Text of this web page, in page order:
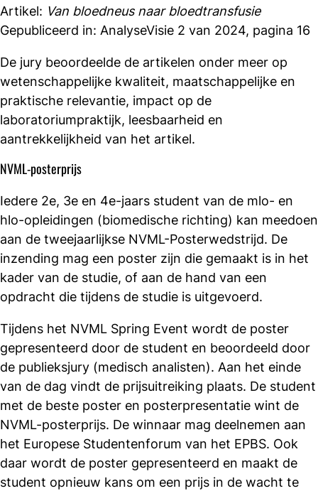
Artikel: Van bloedneus naar bloedtransfusie
Gepubliceerd in: AnalyseVisie 2 van 2024, pagina 16
De jury beoordeelde de artikelen onder meer op
wetenschappelijke kwaliteit, maatschappelijke en
praktische relevantie, impact op de
laboratoriumpraktijk, leesbaarheid en
aantrekkelijkheid van het artikel.
NVML-posterprijs
Iedere 2e, 3e en 4e-jaars student van de mlo- en
hlo-opleidingen (biomedische richting) kan meedoen
aan de tweejaarlijkse NVML-Posterwedstrijd. De
inzending mag een poster zijn die gemaakt is in het
kader van de studie, of aan de hand van een
opdracht die tijdens de studie is uitgevoerd.
Tijdens het NVML Spring Event wordt de poster
gepresenteerd door de student en beoordeeld door
de publieksjury (medisch analisten). Aan het einde
van de dag vindt de prijsuitreiking plaats. De student
met de beste poster en posterpresentatie wint de
NVML-posterprijs. De winnaar mag deelnemen aan
het Europese Studentenforum van het EPBS. Ook
daar wordt de poster gepresenteerd en maakt de
student opnieuw kans om een prijs in de wacht te